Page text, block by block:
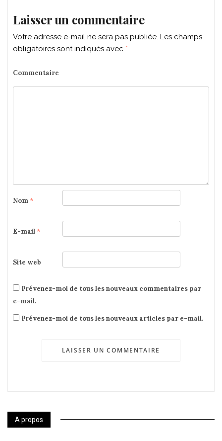
Laisser un commentaire
Votre adresse e-mail ne sera pas publiée. Les champs
obligatoires sont indiqués avec *
Commentaire
Nom *
E-mail *
Site web
Prévenez-moi de tous les nouveaux commentaires par
e-mail.
Prévenez-moi de tous les nouveaux articles par e-mail.
A propos